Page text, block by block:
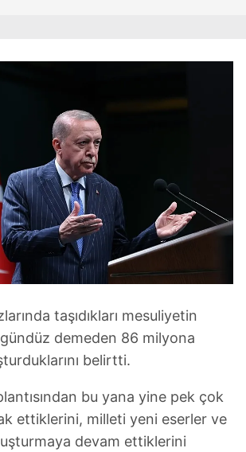
taşıdıkları mesuliyetin
demeden 86 milyona
belirtti.
bu yana yine pek çok
ettiklerini, milleti yeni eserler ve
devam ettiklerini